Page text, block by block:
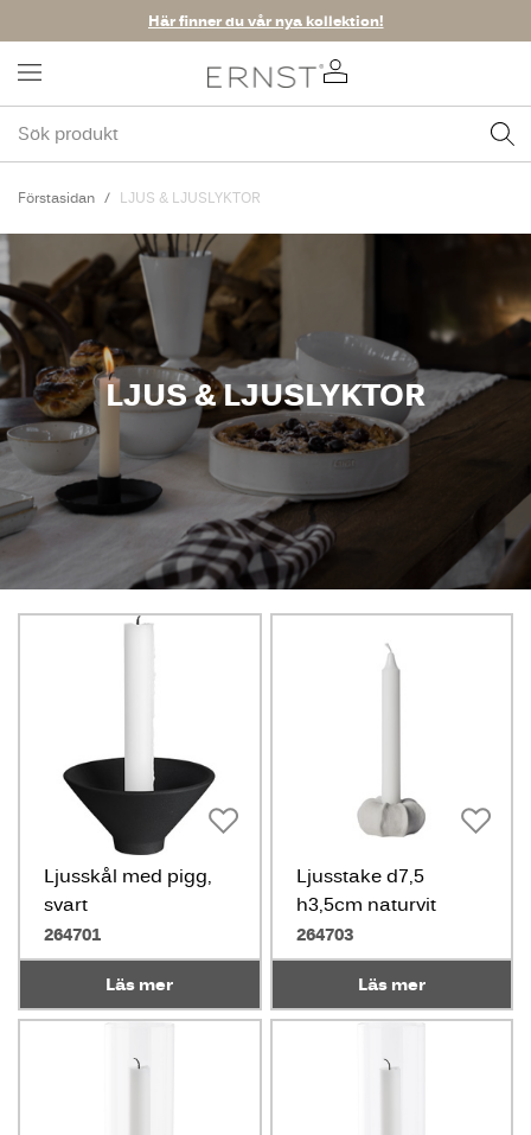
Här finner du vår nya kollektion!
Förstasidan LJUS & LJUSLYKTOR
LJUS & LJUSLYKTOR
Ljusskål med pigg,
svart
264701
Läs mer
Ljusstake d7,5
h3,5cm naturvit
264703
Läs mer